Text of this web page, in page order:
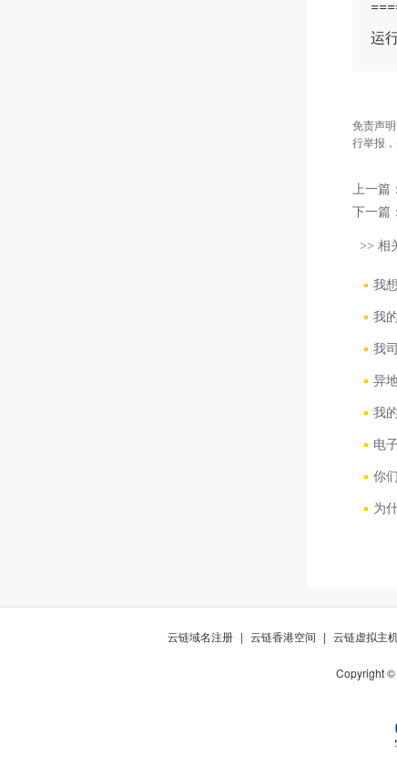
运
免责声
行举报
上一篇：
下一篇：
>> 相
我
我
我
异
我
电
你
为
云链域名注册 | 云链香港空间 | 云链虚拟主
Copyright